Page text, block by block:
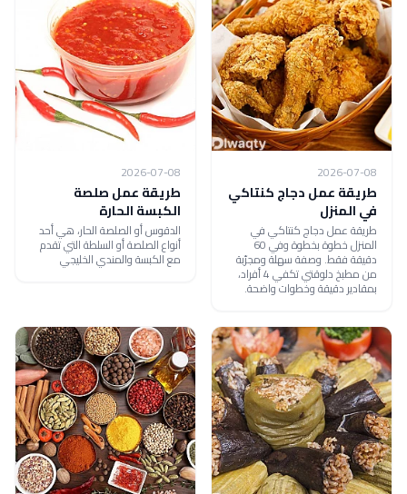
2026-07-08
طريقة عمل دجاج كنتاكي
في المنزل
طريقة عمل دجاج كنتاكي في
المنزل خطوة بخطوة وفي 60
دقيقة فقط. وصفة سهلة ومجرّبة
من مطبخ دلوقتي تكفي 4 أفراد،
بمقادير دقيقة وخطوات واضحة.
2026-07-08
طريقة عمل صلصة
الكبسة الحارة
الدقوس أو الصلصة الحار، هي أحد
أنواع الصلصة أو السلطة التي تقدم
مع الكبسة والمندي الخليجي